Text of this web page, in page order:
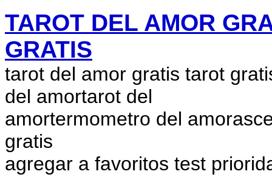
TAROT DEL AMOR
GRATIS
tarot del amor gratis tarot
del amortarot del
amortermometro del
gratis
agregar a favoritos test